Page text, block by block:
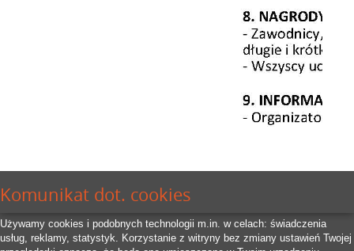
Komunikat dot. cookies
Używamy cookies i podobnych technologii m.in. w celach: świadczenia
usług, reklamy, statystyk. Korzystanie z witryny bez zmiany ustawień Twojej